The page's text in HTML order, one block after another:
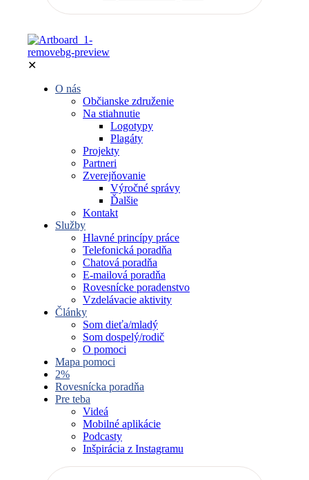
✕
O nás
Občianske združenie
Na stiahnutie
Logotypy
Plagáty
Projekty
Partneri
Zverejňovanie
Výročné správy
Ďalšie
Kontakt
Služby
Hlavné princípy práce
Telefonická poradňa
Chatová poradňa
E-mailová poradňa
Rovesnícke poradenstvo
Vzdelávacie aktivity
Články
Som dieťa/mladý
Som dospelý/rodič
O pomoci
Mapa pomoci
2%
Rovesnícka poradňa
Pre teba
Videá
Mobilné aplikácie
Podcasty
Inšpirácia z Instagramu